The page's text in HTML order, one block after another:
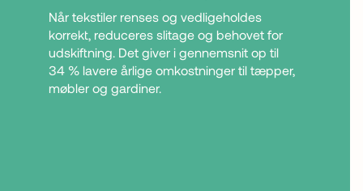
Når tekstiler renses og vedligeholdes
korrekt, reduceres slitage og behovet for
udskiftning. Det giver i gennemsnit op til
34 % lavere årlige omkostninger til tæpper,
møbler og gardiner.